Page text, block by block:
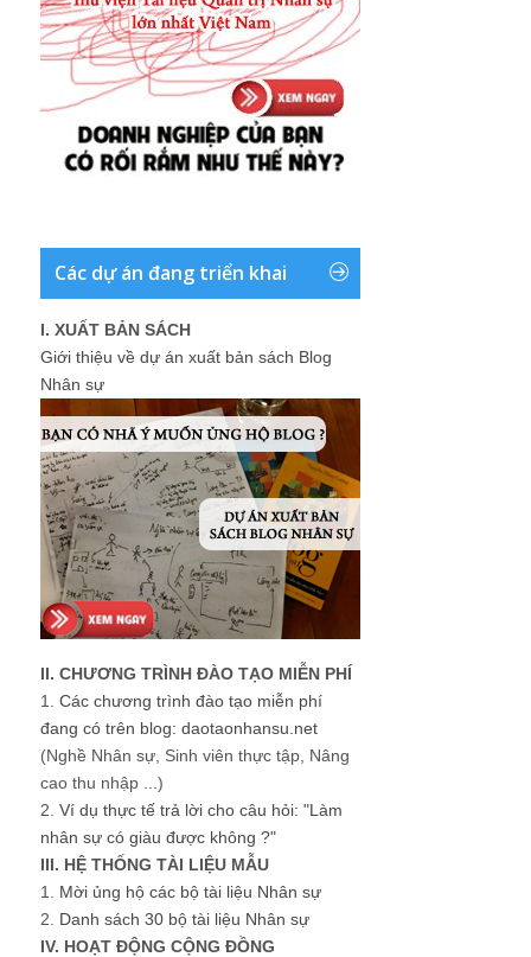
Các dự án đang triển khai
I. XUẤT BẢN SÁCH
Giới thiệu về dự án xuất bản sách Blog
Nhân sự
II. CHƯƠNG TRÌNH ĐÀO TẠO MIỄN PHÍ
1. Các chương trình đào tạo miễn phí
đang có trên blog: daotaonhansu.net
(Nghề Nhân sự, Sinh viên thực tập, Nâng
cao thu nhập ...)
2. Ví dụ thực tế trả lời cho câu hỏi: "Làm
nhân sự có giàu được không ?"
III. HỆ THỐNG TÀI LIỆU MẪU
1. Mời ủng hộ các bộ tài liệu Nhân sự
2. Danh sách 30 bộ tài liệu Nhân sự
IV. HOẠT ĐỘNG CỘNG ĐỒNG